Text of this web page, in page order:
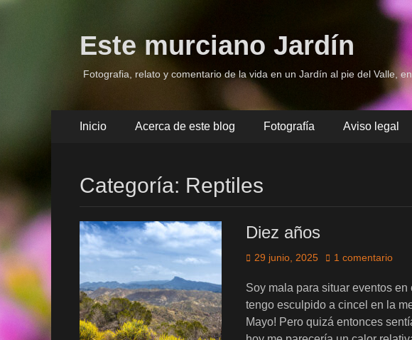
Este murciano Jardín
Fotografia, relato y comentario de la vida en un Jardín al pie del Valle,
Menú
Inicio Acerca de este blog Fotografía Aviso legal
Categoría: Reptiles
Diez años
Publicado
29 junio, 2025 1 comentario
Soy mala para situar eventos
tengo esculpido a cincel en la
Mayo! Pero quizá entonces